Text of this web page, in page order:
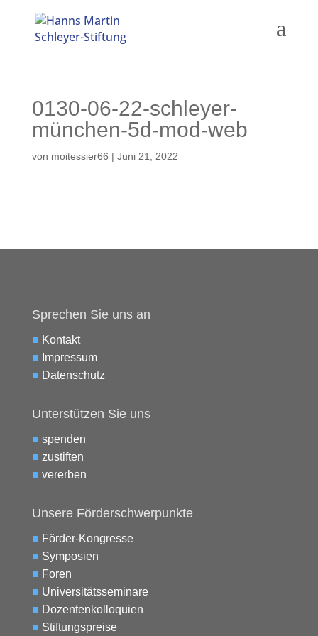
0130-06-22-schleyer-
münchen-5d-mod-web
von moitessier66 | Juni 21, 2022
Sprechen Sie uns an
■ Kontakt
■ Impressum
■ Datenschutz
Unterstützen Sie uns
■ spenden
■ zustiften
■ vererben
Unsere Förderschwerpunkte
■ Förder-Kongresse
■ Symposien
■ Foren
■ Universitätsseminare
■ Dozentenkolloquien
■ Stiftungspreise